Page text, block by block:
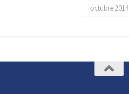
octubre 2014